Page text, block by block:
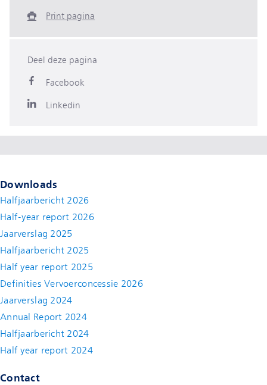
Print pagina
Deel deze pagina
Facebook
Linkedin
Downloads
Halfjaarbericht 2026
Half-year report 2026
Jaarverslag 2025
Halfjaarbericht 2025
Half year report 2025
Definities Vervoerconcessie 2026
Jaarverslag 2024
Annual Report 2024
Halfjaarbericht 2024
Half year report 2024(new window)
Contact